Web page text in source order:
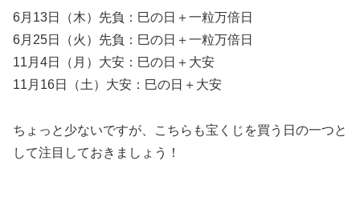
6月13日（木）先負：巳の日＋一粒万倍日
6月25日（火）先負：巳の日＋一粒万倍日
11月4日（月）大安：巳の日＋大安
11月16日（土）大安：巳の日＋大安
ちょっと少ないですが、こちらも宝くじを買う日の一つと
して注目しておきましょう！